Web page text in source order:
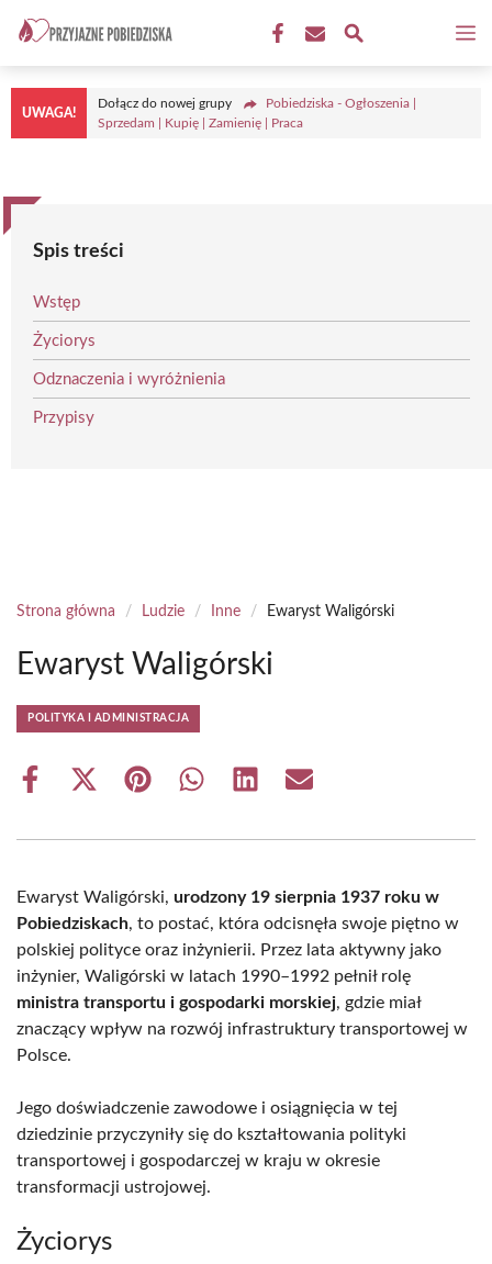
treści
UWAGA!
Dołącz do nowej grupy
Pobiedziska - Ogłoszenia |
Sprzedam | Kupię | Zamienię | Praca
Spis treści
Wstęp
Życiorys
Odznaczenia i wyróżnienia
Przypisy
Strona główna / Ludzie / Inne / Ewaryst Waligórski
Ewaryst Waligórski
POLITYKA I ADMINISTRACJA
Share
Share
(Twitter)
Share Share Share Share
Ewaryst Waligórski, urodzony 19 sierpnia 1937 roku w
Pobiedziskach, to postać, która odcisnęła swoje piętno w
polskiej polityce oraz inżynierii. Przez lata aktywny jako
inżynier, Waligórski w latach 1990–1992 pełnił rolę
ministra transportu i gospodarki morskiej, gdzie miał
znaczący wpływ na rozwój infrastruktury transportowej w
Polsce.
Jego doświadczenie zawodowe i osiągnięcia w tej
dziedzinie przyczyniły się do kształtowania polityki
transportowej i gospodarczej w kraju w okresie
transformacji ustrojowej.
Życiorys